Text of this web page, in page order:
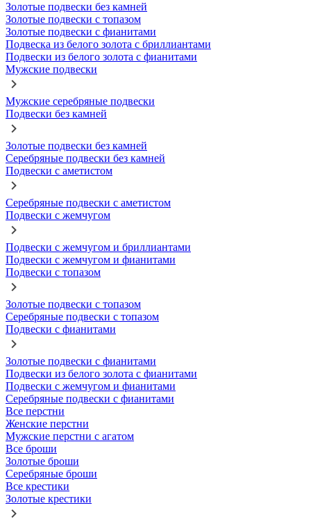
Золотые подвески без камней
Золотые подвески с топазом
Золотые подвески с фианитами
Подвеска из белого золота с бриллиантами
Подвески из белого золота с фианитами
Мужские подвески
Мужские серебряные подвески
Подвески без камней
Золотые подвески без камней
Серебряные подвески без камней
Подвески с аметистом
Серебряные подвески с аметистом
Подвески с жемчугом
Подвески с жемчугом и бриллиантами
Подвески с жемчугом и фианитами
Подвески с топазом
Золотые подвески с топазом
Серебряные подвески с топазом
Подвески с фианитами
Золотые подвески с фианитами
Подвески из белого золота с фианитами
Подвески с жемчугом и фианитами
Серебряные подвески с фианитами
Все перстни
Женские перстни
Мужские перстни с агатом
Все броши
Золотые броши
Серебряные броши
Все крестики
Золотые крестики